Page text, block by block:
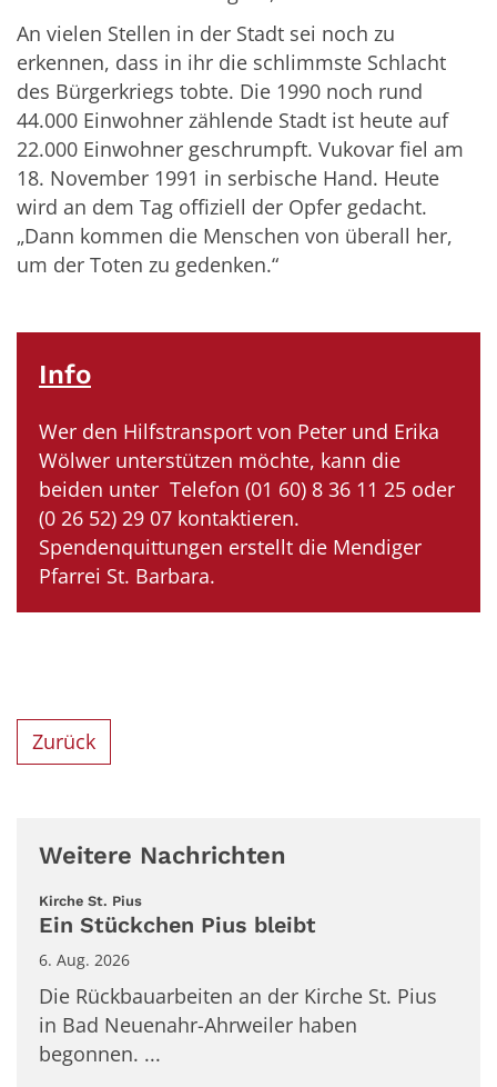
An vielen Stellen in der Stadt sei noch zu
erkennen, dass in ihr die schlimmste Schlacht
des Bürgerkriegs tobte. Die 1990 noch rund
44.000 Einwohner zählende Stadt ist heute auf
22.000 Einwohner geschrumpft. Vukovar fiel am
18. November 1991 in serbische Hand. Heute
wird an dem Tag offiziell der Opfer gedacht.
„Dann kommen die Menschen von überall her,
um der Toten zu gedenken.“
Info
Wer den Hilfstransport von Peter und Erika
Wölwer unterstützen möchte, kann die
beiden unter Telefon (01 60) 8 36 11 25 oder
(0 26 52) 29 07 kontaktieren.
Spendenquittungen erstellt die Mendiger
Pfarrei St. Barbara.
Zurück
Weitere Nachrichten
Kirche St. Pius:
Ein Stückchen Pius bleibt
6. Aug. 2026
Die Rückbauarbeiten an der Kirche St. Pius
in Bad Neuenahr-Ahrweiler haben
begonnen. ...